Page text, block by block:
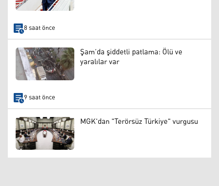
8 saat önce
Şam’da şiddetli patlama: Ölü ve
yaralılar var
9 saat önce
MGK'dan "Terörsüz Türkiye" vurgusu